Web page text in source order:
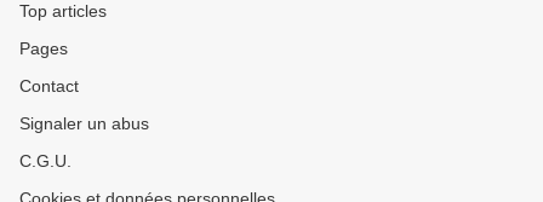
Top articles
Pages
Contact
Signaler un abus
C.G.U.